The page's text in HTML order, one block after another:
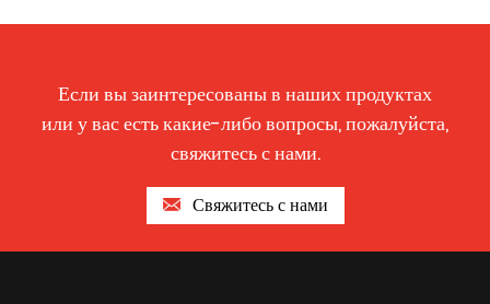
Если вы заинтересованы в наших продуктах
или у вас есть какие-либо вопросы, пожалуйста,
свяжитесь с нами.
Свяжитесь с нами